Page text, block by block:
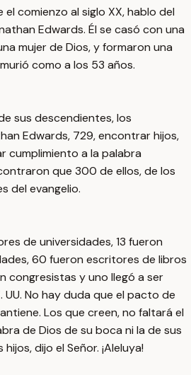
el comienzo al siglo XX, hablo del
Edwards. Él se casó con una
mujer de Dios, y formaron una
como a los 53 años.
sus descendientes, los
Edwards, 729, encontrar hijos,
cumplimiento a la palabra
que 300 de ellos, de los
del evangelio.
de universidades, 13 fueron
60 fueron escritores de libros
congresistas y uno llegó a ser
UU. No hay duda que el pacto de
Los que creen, no faltará el
de Dios de su boca ni la de sus
dijo el Señor. ¡Aleluya!